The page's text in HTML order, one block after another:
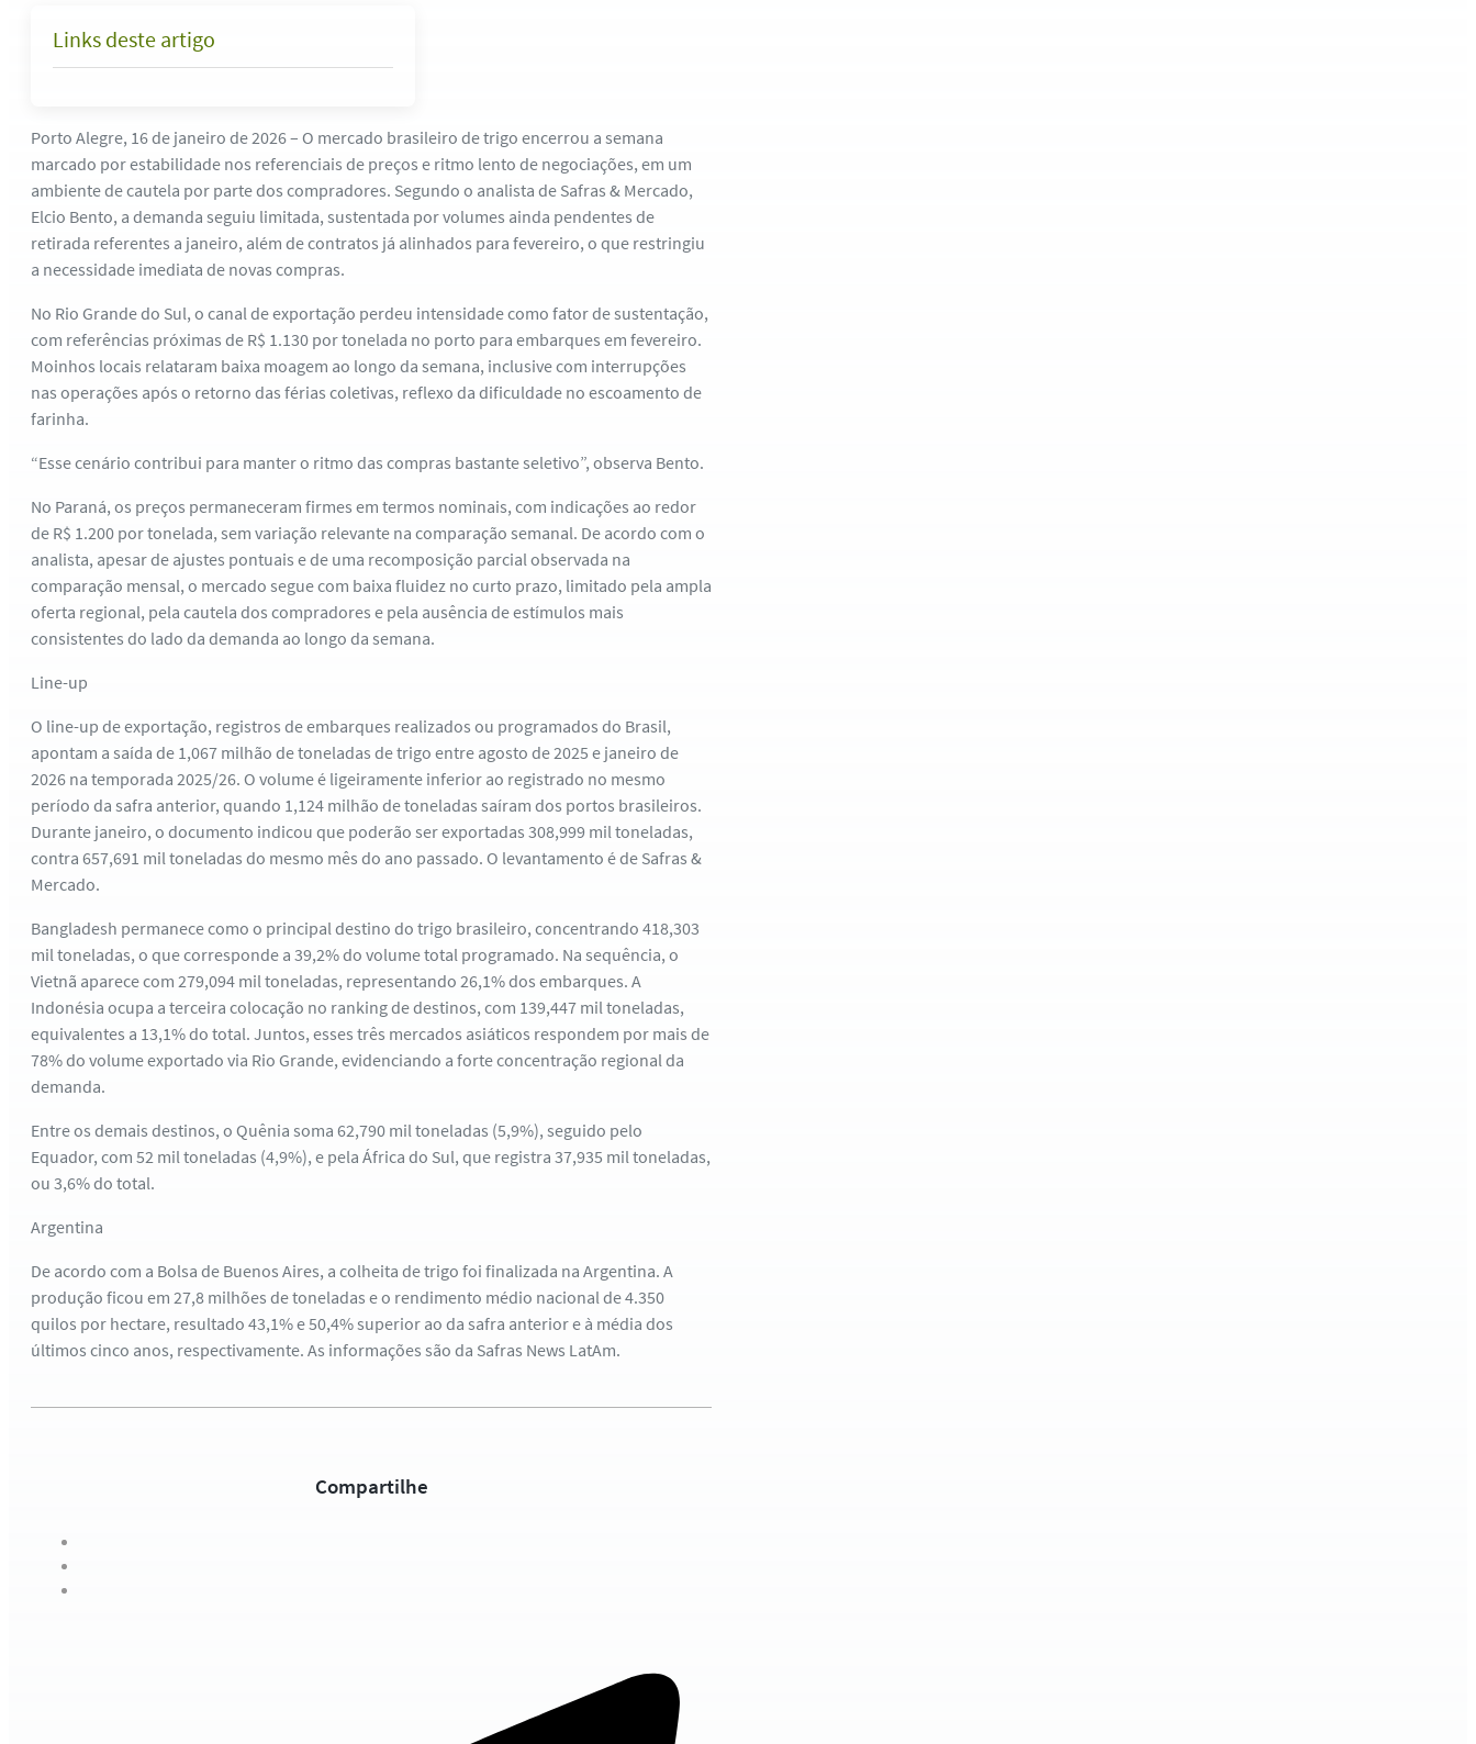
Links deste artigo
Porto Alegre, 16 de janeiro de 2026 – O mercado brasileiro de trigo encerrou a semana
marcado por estabilidade nos referenciais de preços e ritmo lento de negociações, em um
ambiente de cautela por parte dos compradores. Segundo o analista de Safras & Mercado,
Elcio Bento, a demanda seguiu limitada, sustentada por volumes ainda pendentes de
retirada referentes a janeiro, além de contratos já alinhados para fevereiro, o que restringiu
a necessidade imediata de novas compras.
No Rio Grande do Sul, o canal de exportação perdeu intensidade como fator de sustentação,
com referências próximas de R$ 1.130 por tonelada no porto para embarques em fevereiro.
Moinhos locais relataram baixa moagem ao longo da semana, inclusive com interrupções
nas operações após o retorno das férias coletivas, reflexo da dificuldade no escoamento de
farinha.
“Esse cenário contribui para manter o ritmo das compras bastante seletivo”, observa Bento.
No Paraná, os preços permaneceram firmes em termos nominais, com indicações ao redor
de R$ 1.200 por tonelada, sem variação relevante na comparação semanal. De acordo com o
analista, apesar de ajustes pontuais e de uma recomposição parcial observada na
comparação mensal, o mercado segue com baixa fluidez no curto prazo, limitado pela ampla
oferta regional, pela cautela dos compradores e pela ausência de estímulos mais
consistentes do lado da demanda ao longo da semana.
Line-up
O line-up de exportação, registros de embarques realizados ou programados do Brasil,
apontam a saída de 1,067 milhão de toneladas de trigo entre agosto de 2025 e janeiro de
2026 na temporada 2025/26. O volume é ligeiramente inferior ao registrado no mesmo
período da safra anterior, quando 1,124 milhão de toneladas saíram dos portos brasileiros.
Durante janeiro, o documento indicou que poderão ser exportadas 308,999 mil toneladas,
contra 657,691 mil toneladas do mesmo mês do ano passado. O levantamento é de Safras &
Mercado.
Bangladesh permanece como o principal destino do trigo brasileiro, concentrando 418,303
mil toneladas, o que corresponde a 39,2% do volume total programado. Na sequência, o
Vietnã aparece com 279,094 mil toneladas, representando 26,1% dos embarques. A
Indonésia ocupa a terceira colocação no ranking de destinos, com 139,447 mil toneladas,
equivalentes a 13,1% do total. Juntos, esses três mercados asiáticos respondem por mais de
78% do volume exportado via Rio Grande, evidenciando a forte concentração regional da
demanda.
Entre os demais destinos, o Quênia soma 62,790 mil toneladas (5,9%), seguido pelo
Equador, com 52 mil toneladas (4,9%), e pela África do Sul, que registra 37,935 mil toneladas,
ou 3,6% do total.
Argentina
De acordo com a Bolsa de Buenos Aires, a colheita de trigo foi finalizada na Argentina. A
produção ficou em 27,8 milhões de toneladas e o rendimento médio nacional de 4.350
quilos por hectare, resultado 43,1% e 50,4% superior ao da safra anterior e à média dos
últimos cinco anos, respectivamente. As informações são da Safras News LatAm.
Compartilhe